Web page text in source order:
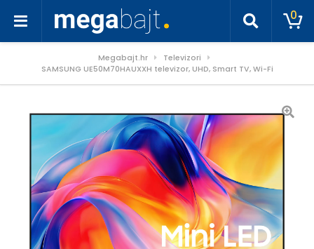
0
Megabajt.hr
Televizori
SAMSUNG UE50M70HAUXXH televizor, UHD, Smart TV, Wi-Fi